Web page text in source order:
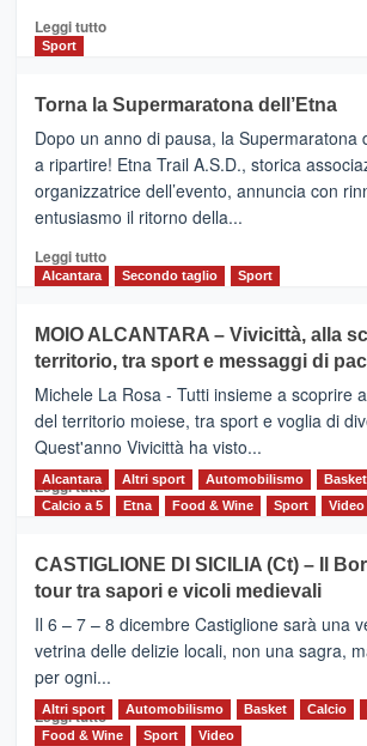
Leggi tuttoLeggi
BROOKS
SuperMaratona
dell’Etna,
presentata
l’edizione
2026
Sport
Torna la Supermaratona dell’Etna
Dopo un anno di pausa, la Supermaratona
a ripartire! Etna Trail A.S.D., storica
organizzatrice dell’evento, annuncia con
entusiasmo il ritorno della...
Leggi tuttoLeggi
Torna
la
Supermaratona
dell’Etna
Alcantara Secondo taglio Sport
MOIO ALCANTARA – Vivicittà, alla
territorio, tra sport e messaggi di
Michele La Rosa - Tutti insieme a scoprire
del territorio moiese, tra sport e voglia di
Quest'anno Vivicittà ha visto...
Leggi tutto Leggi
MOIO
ALCANTARA
–
Vivicittà,
alla
scoperta
del
territorio,
Alcantara Altri sport Automobilismo Basket
Calcio a 5
Etna Food & Wine Sport Video
CASTIGLIONE DI SICILIA (Ct) – Il
tour tra sapori e vicoli medievali
Il 6 – 7 – 8 dicembre Castiglione sarà una
vetrina delle delizie locali, non una sagra,
per ogni...
Leggi tuttoLeggi
di
Altri sport Automobilismo Basket Calcio
Food & Wine
Sport Video